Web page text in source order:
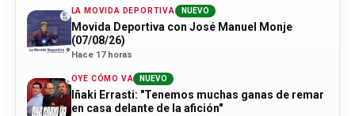
LA MOVIDA DEPORTIVA NUEVO
Movida Deportiva con José Manuel Monje
(07/08/26)
Hace 17 horas
OYE CÓMO VA NUEVO
Iñaki Errasti: "Tenemos muchas ganas de remar
en casa delante de la afición"